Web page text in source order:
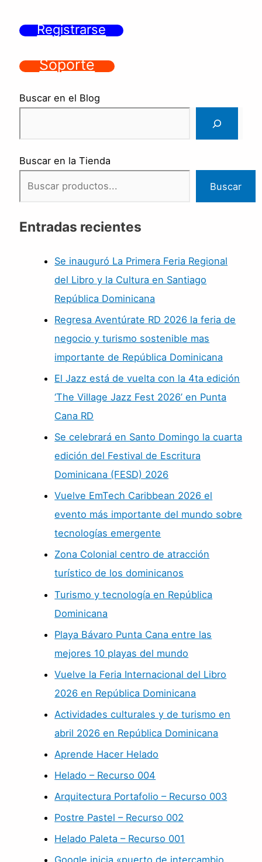
Registrarse
Soporte
Buscar en el Blog
Buscar en la Tienda
Buscar
Entradas recientes
Se inauguró La Primera Feria Regional
del Libro y la Cultura en Santiago
República Dominicana
Regresa Aventúrate RD 2026 la feria de
negocio y turismo sostenible mas
importante de República Dominicana
El Jazz está de vuelta con la 4ta edición
‘The Village Jazz Fest 2026’ en Punta
Cana RD
Se celebrará en Santo Domingo la cuarta
edición del Festival de Escritura
Dominicana (FESD) 2026
Vuelve EmTech Caribbean 2026 el
evento más importante del mundo sobre
tecnologías emergente
Zona Colonial centro de atracción
turístico de los dominicanos
Turismo y tecnología en República
Dominicana
Playa Bávaro Punta Cana entre las
mejores 10 playas del mundo
Vuelve la Feria Internacional del Libro
2026 en República Dominicana
Actividades culturales y de turismo en
abril 2026 en República Dominicana
Aprende Hacer Helado
Helado – Recurso 004
Arquitectura Portafolio – Recurso 003
Postre Pastel – Recurso 002
Helado Paleta – Recurso 001